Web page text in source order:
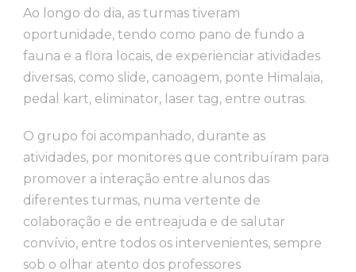
Ao longo do dia, as turmas tiveram
oportunidade, tendo como pano de fundo a
fauna e a flora locais, de experienciar atividades
diversas, como slide, canoagem, ponte Himalaia,
pedal kart, eliminator, laser tag, entre outras.
O grupo foi acompanhado, durante as
atividades, por monitores que contribuíram para
promover a interação entre alunos das
diferentes turmas, numa vertente de
colaboração e de entreajuda e de salutar
convívio, entre todos os intervenientes, sempre
sob o olhar atento dos professores